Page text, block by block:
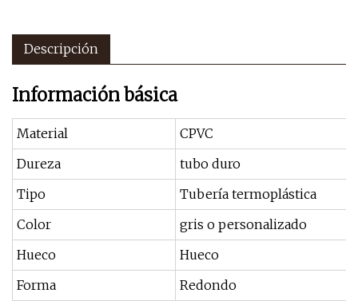
Descripción
Información básica
Material
CPVC
Dureza
tubo duro
Tipo
Tubería termoplástica
Color
gris o personalizado
Hueco
Hueco
Forma
Redondo